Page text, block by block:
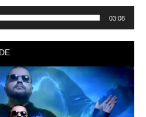
03:08